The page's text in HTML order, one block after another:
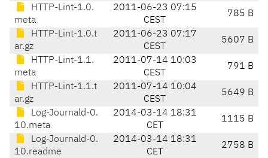
HTTP-Lint-1.0.
meta
2011-06-23 07:15
CEST
785 B
HTTP-Lint-1.0.t
ar.gz
2011-06-23 07:17
CEST
5607 B
HTTP-Lint-1.1.
meta
2011-07-14 10:03
CEST
791 B
HTTP-Lint-1.1.t
ar.gz
2011-07-14 10:04
CEST
5649 B
Log-Journald-0.
10.meta
2014-03-14 18:31
CET
1115 B
Log-Journald-0.
10.readme
2014-03-14 18:31
CET
2758 B